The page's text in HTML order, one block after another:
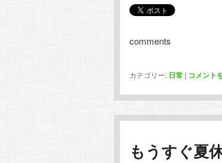
移
動
動
comments
カテゴリー: 日常 | コメント
もうすぐ夏